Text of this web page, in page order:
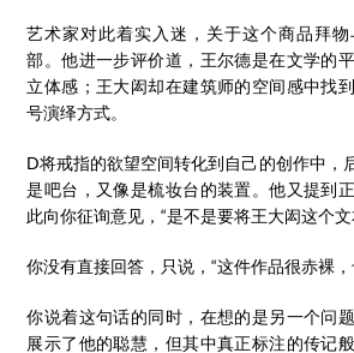
艺术家对此着实入迷，关于这个商品拜
部。他进一步评价道，王尔德是在文学的
立体感；王大闳却在建筑师的空间感中找
号演绎方式。
D将戒指的欲望空间转化到自己的创作中，
是吧台，又像是梳妆台的装置。他又提到
此向你征询意见，“是不是要将王大闳这个
你没有直接回答，只说，“这件作品很赤裸，
你说着这句话的同时，在想的是另一个问
展示了他的聪慧，但其中真正标注的传记